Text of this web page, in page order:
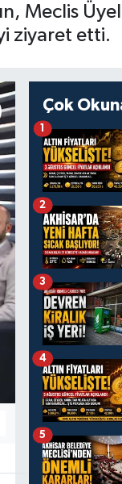
Meclis
ziyaret etti.
Çok
1
2
3
4
5